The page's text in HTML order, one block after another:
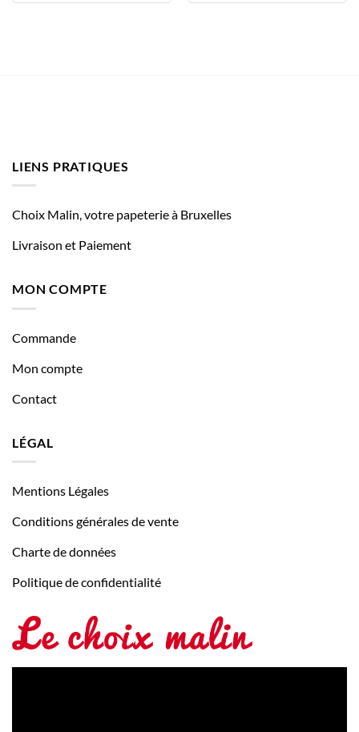
LIENS PRATIQUES
Choix Malin, votre papeterie à Bruxelles
Livraison et Paiement
MON COMPTE
Commande
Mon compte
Contact
LÉGAL
Mentions Légales
Conditions générales de vente
Charte de données
Politique de confidentialité